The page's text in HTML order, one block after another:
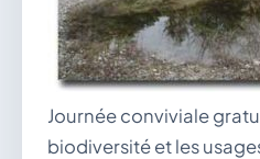
Journée conviviale
biodiversité et les